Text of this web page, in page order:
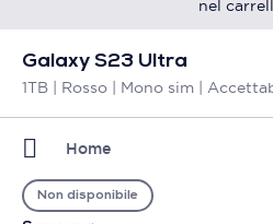
nel
Galaxy S23 Ultra
1TB | Rosso | Mono sim |
Home
Non disponibile